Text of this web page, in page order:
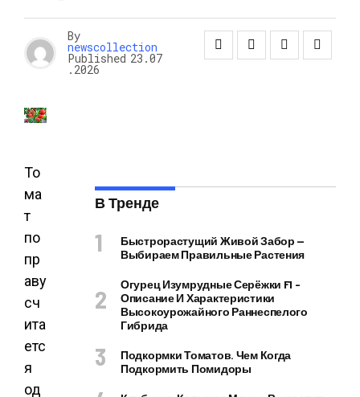
By
newscollection
Published 23.07
.2026
То
ма
т
по
пр
аву
сч
ита
етс
я
од
В Тренде
Быстрорастущий Живой Забор —
Выбираем Правильные Растения
Огурец Изумрудные Серёжки F1 –
Описание И Характеристики
Высокоурожайного Раннеспелого
Гибрида
Подкормки Томатов. Чем Когда
Подкормить Помидоры